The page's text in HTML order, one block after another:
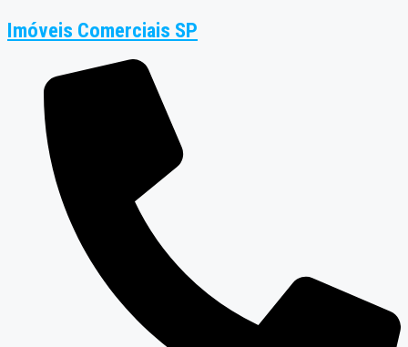
Imóveis Comerciais SP